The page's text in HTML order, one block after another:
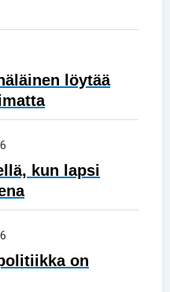
löytää
kun lapsi
on